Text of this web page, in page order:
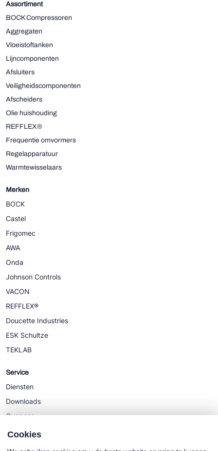
Assortiment
BOCK Compressoren
Aggregaten
Vloeistoftanken
Lijncomponenten
Afsluiters
Veiligheidscomponenten
Afscheiders
Olie huishouding
REFFLEX®
Frequentie omvormers
Regelapparatuur
Warmtewisselaars
Merken
BOCK
Castel
Frigomec
AWA
Onda
Johnson Controls
VACON
REFFLEX®
Doucette Industries
ESK Schultze
TEKLAB
Service
Diensten
Downloads
Over ons
Nieuws
Cookies